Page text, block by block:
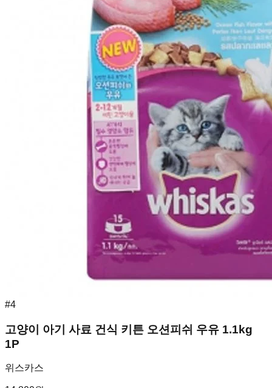
#4
고양이 아기 사료 건식 키튼 오션피쉬 우유 1.1kg
1P
위스카스